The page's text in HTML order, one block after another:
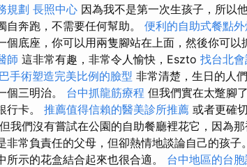
規劃 長照中心 因為我不是第一次生孩子，所以
自奔跑，不需要任何幫助。 便利的自助式餐點
個底座，你可以用兩隻腳站在上面，然後你可以
師 這非常有趣，非常令人愉快，Eszto 找台北
手術塑造完美比例的臉型 非常清楚，生日的人
個三明治。 台中抓龍筋療程 但我們實在太蹩腳
行卡。 推薦值得信賴的醫美診所推薦 或者更確
我們沒有嘗試在公園的自助餐廳裡花它，因為
非常負責任的父母，但卻熱情地談論自己的孩子
所示的花盒結合起來也很合適。 台中地區的台